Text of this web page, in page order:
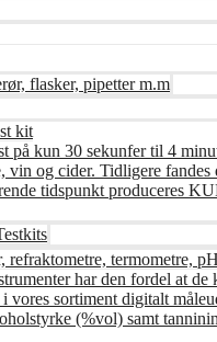
flasker, pipetter m.m
kit
på kun 30 sekunfer til 4
vin og cider. Tidligere
tidspunkt produceres
refraktometre, termometre,
har den fordel at
vores sortiment digitalt
(%vol) samt